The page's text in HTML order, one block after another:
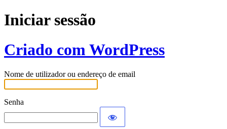
Iniciar sessão
Criado com WordPress
Nome de utilizador ou endereço de email
Senha